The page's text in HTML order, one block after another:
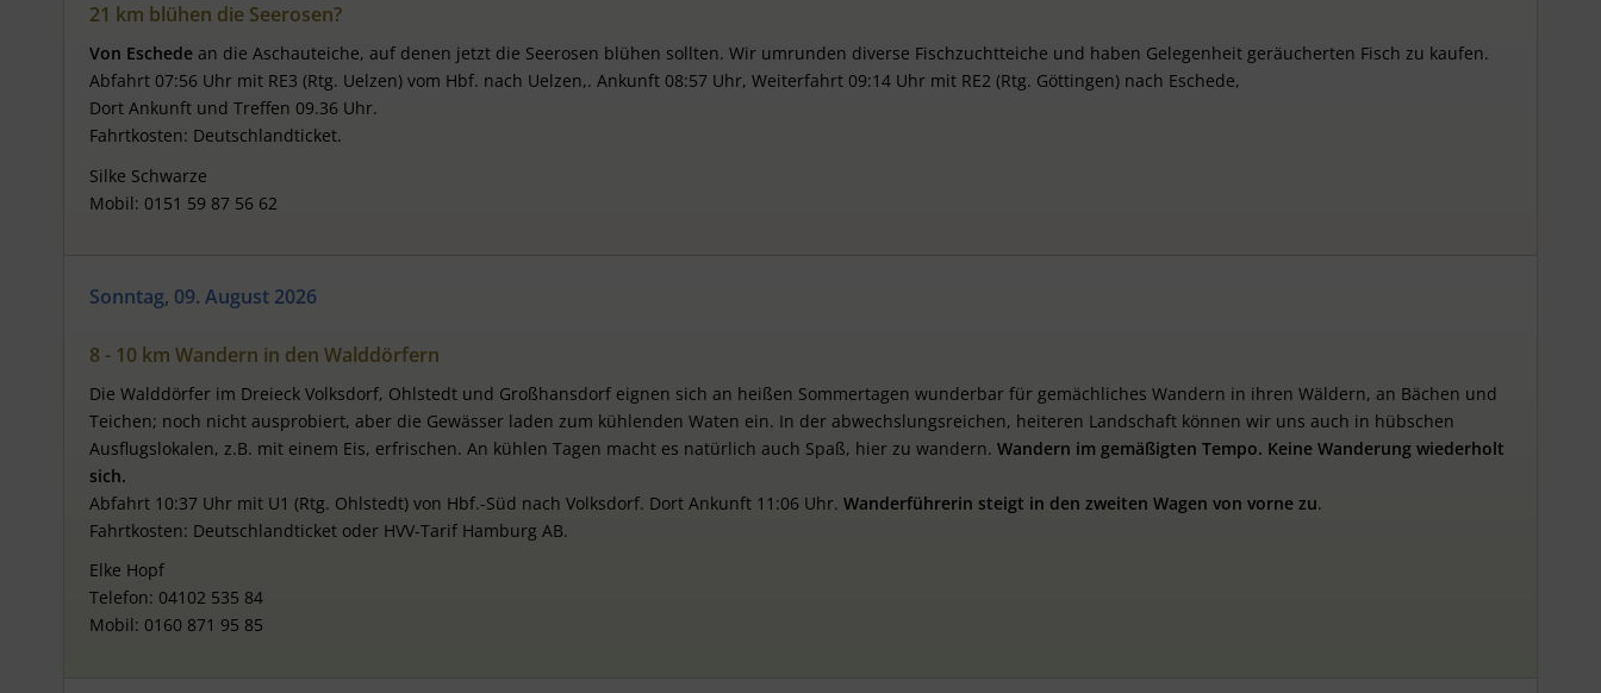
21 km blühen die Seerosen?
Von Eschedean die Aschauteiche, auf denen jetzt die Seerosen blühen sollten. Wir umrunden diverse Fischzuchtteiche und haben Gelegenheit geräucherten Fisch zu kaufen.
Abfahrt 07:56 Uhr mit RE3 (Rtg. Uelzen) vom Hbf. nach Uelzen,. Ankunft 08:57 Uhr, Weiterfahrt 09:14 Uhr mit RE2 (Rtg. Göttingen) nach Eschede,
Dort Ankunft und Treffen 09.36 Uhr.
Fahrtkosten: Deutschlandticket.
Silke Schwarze
Mobil: 0151 59 87 56 62
Sonntag, 09. August 2026
8 - 10 km Wandern in den Walddörfern
Die Walddörfer im Dreieck Volksdorf, Ohlstedt und Großhansdorf eignen sich an heißen Sommertagen wunderbar für gemächliches Wandern in ihren Wäldern, an Bächen und
Teichen; noch nicht ausprobiert, aber die Gewässer laden zum kühlenden Waten ein. In der abwechslungsreichen, heiteren Landschaft können wir uns auch in hübschen
Ausflugslokalen, z.B. mit einem Eis, erfrischen. An kühlen Tagen macht es natürlich auch Spaß, hier zu wandern.Wandern im gemäßigten Tempo. Keine Wanderung wiederholt
sich.
Abfahrt 10:37 Uhr mit U1 (Rtg. Ohlstedt) von Hbf.-Süd nach Volksdorf. Dort Ankunft 11:06 Uhr.Wanderführerin steigt in den zweiten Wagen von vorne zu.
Fahrtkosten: Deutschlandticket oder HVV-Tarif Hamburg AB.
Elke Hopf
Telefon: 04102 535 84
Mobil: 0160 871 95 85